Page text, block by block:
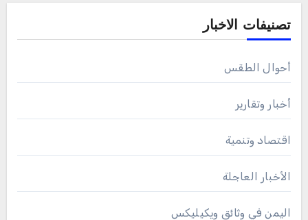
تصنيفات الاخبار
أحوال الطقس
أخبار وتقارير
اقتصاد وتنمية
الأخبار العاجلة
اليمن في وثائق ويكيليكس